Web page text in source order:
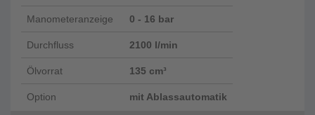
Manometeranzeige 0 - 16 bar
Durchfluss 2100 l/min
Ölvorrat 135 cm³
Option mit Ablassautomatik